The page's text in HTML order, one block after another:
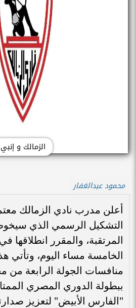
الزمالك و إنبي
محمود عبدالغفار
أعلن مدرب نادي الزمالك
التشكيل الرسمي الذي
المرتقبة، والمقرر انطلاقها
الخامسة مساء اليوم، وتأتي
منافسات الجولة الرابعة من
ببطولة الدوري المصري
"الفارس الأبيض" لتعزيز